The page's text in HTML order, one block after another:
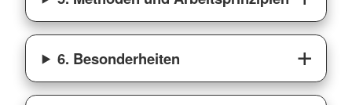
6. Besonderheiten